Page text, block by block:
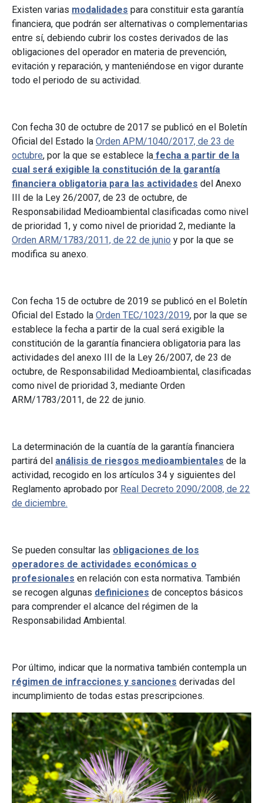
Existen varias modalidades para constituir esta garantía
financiera, que podrán ser alternativas o complementarias
entre sí, debiendo cubrir los costes derivados de las
obligaciones del operador en materia de prevención,
evitación y reparación, y manteniéndose en vigor durante
todo el periodo de su actividad.
Con fecha 30 de octubre de 2017 se publicó en el Boletín
Oficial del Estado la Orden APM/1040/2017, de 23 de
octubre, por la que se establece la fecha a partir de la
cual será exigible la constitución de la garantía
financiera obligatoria para las actividades del Anexo
III de la Ley 26/2007, de 23 de octubre, de
Responsabilidad Medioambiental clasificadas como nivel
de prioridad 1, y como nivel de prioridad 2, mediante la
Orden ARM/1783/2011, de 22 de junio y por la que se
modifica su anexo.
Con fecha 15 de octubre de 2019 se publicó en el Boletín
Oficial del Estado la Orden TEC/1023/2019, por la que se
establece la fecha a partir de la cual será exigible la
constitución de la garantía financiera obligatoria para las
actividades del anexo III de la Ley 26/2007, de 23 de
octubre, de Responsabilidad Medioambiental, clasificadas
como nivel de prioridad 3, mediante Orden
ARM/1783/2011, de 22 de junio.
La determinación de la cuantía de la garantía financiera
partirá del análisis de riesgos medioambientales de la
actividad, recogido en los artículos 34 y siguientes del
Reglamento aprobado por Real Decreto 2090/2008, de 22
de diciembre.
Se pueden consultar las obligaciones de los
operadores de actividades económicas o
profesionales en relación con esta normativa. También
se recogen algunas definiciones de conceptos básicos
para comprender el alcance del régimen de la
Responsabilidad Ambiental.
Por último, indicar que la normativa también contempla un
régimen de infracciones y sanciones derivadas del
incumplimiento de todas estas prescripciones.